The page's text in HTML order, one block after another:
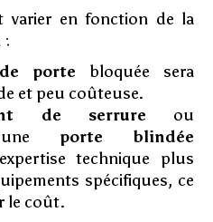
en fonction de la
:
porte bloquée sera
et peu coûteuse.
de serrure ou
porte blindée
technique plus
spécifiques, ce
le coût.